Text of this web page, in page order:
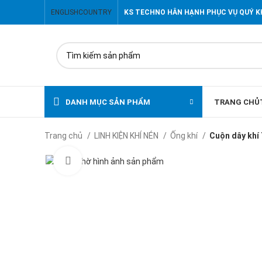
ENGLISH COUNTRY KS TECHNO HÂN HẠNH PHỤC VỤ QUÝ
DANH MỤC SẢN PHẨM TRANG CHỦ
Trang chủ LINH KIỆN KHÍ NÉN Ống khí Cuộn dây khí
Click to enlarge